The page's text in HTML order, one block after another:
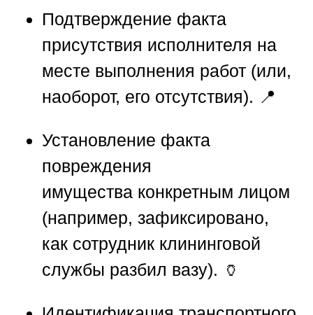
Подтверждение факта
присутствия исполнителя на
месте выполнения работ (или,
наоборот, его отсутствия). 📍
Установление факта
повреждения
имущества конкретным лицом
(например, зафиксировано,
как сотрудник клининговой
службы разбил вазу). 🏺